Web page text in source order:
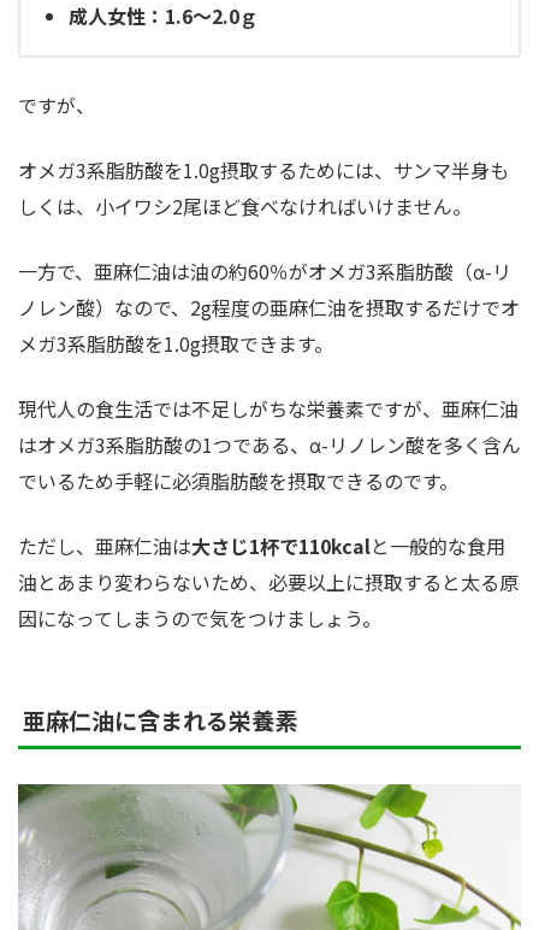
成人女性：1.6～2.0ｇ
ですが、
オメガ3系脂肪酸を1.0g摂取するためには、サンマ半身も
しくは、小イワシ2尾ほど食べなければいけません。
一方で、亜麻仁油は油の約60％がオメガ3系脂肪酸（α-リ
ノレン酸）なので、2g程度の亜麻仁油を摂取するだけでオ
メガ3系脂肪酸を1.0g摂取できます。
現代人の食生活では不足しがちな栄養素ですが、亜麻仁油
はオメガ3系脂肪酸の1つである、α-リノレン酸を多く含ん
でいるため手軽に必須脂肪酸を摂取できるのです。
ただし、亜麻仁油は大さじ1杯で110kcalと一般的な食用
油とあまり変わらないため、必要以上に摂取すると太る原
因になってしまうので気をつけましょう。
亜麻仁油に含まれる栄養素